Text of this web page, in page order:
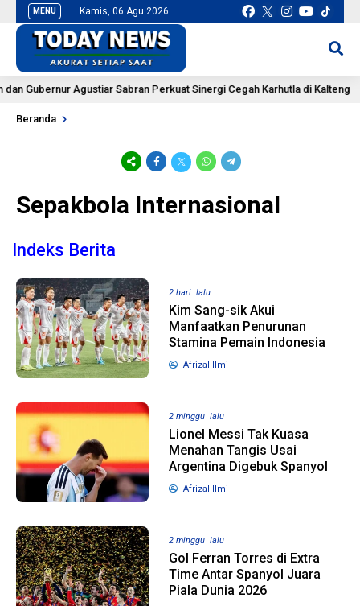
MENU Kamis, 06 Agu 2026
Gubernur Agustiar Sabran Perkuat Sinergi Cegah Karhutla di Kalteng
Beranda
Sepakbola Internasional
Indeks Berita
2 hari lalu
Kim Sang-sik Akui
Manfaatkan Penurunan
Stamina Pemain Indonesia
Afrizal Ilmi
2 minggu lalu
Lionel Messi Tak Kuasa
Menahan Tangis Usai
Argentina Digebuk Spanyol
Afrizal Ilmi
2 minggu lalu
Gol Ferran Torres di Extra
Time Antar Spanyol Juara
Piala Dunia 2026
Banyak Kepala Daerah
Terjerat Korupsi,
Legislator Komisi II
Dorong Pilkada Lewat
DPRD
Gelar
Agustus,
Tiga